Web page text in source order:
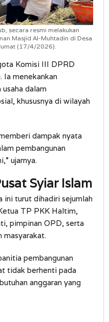
secara resmi melakukan
Masjid Al-Muhtadin di Desa
(17/4/2026).
Komisi III DPRD
Ia menekankan
dalam
khususnya di wilayah
dampak nyata
pembangunan
ujarnya.
Syiar Islam
ini turut dihadiri sejumlah
TP PKK Haltim,
pimpinan OPD, serta
masyarakat.
pembangunan
tidak berhenti pada
anggaran yang